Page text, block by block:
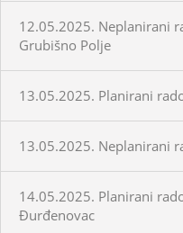
12.05.2025. Neplanirani
Grubišno Polje
13.05.2025. Planirani
13.05.2025. Neplanirani
14.05.2025. Planirani
Đurđenovac